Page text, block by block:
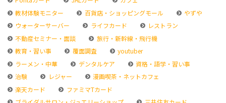
教材体験モニター
百貨店・ショッピングモール
やずや
ウォーターサーバー
ライフカード
レストラン
不動産セミナー・面談
旅行・新幹線・飛行機
教育・習い事
覆面調査
youtuber
ラーメン・中華
デンタルケア
資格・語学・習い事
治験
レジャー
漫画喫茶・ネットカフェ
楽天カード
ファミマTカード